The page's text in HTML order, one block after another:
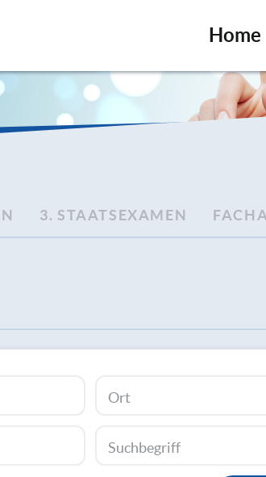
Home
3. STAATSEXAMEN
Ort
Suchbegriff